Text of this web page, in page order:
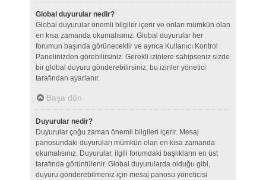
Global duyurular nedir?
Global duyurular önemli bilgiler içerir ve onları mümkün olan
en kısa zamanda okumalısınız. Global duyurular her
forumun başında görünecektir ve ayrıca Kullanıcı Kontrol
Panelinizden görebilirsiniz. Gerekli izinlere sahipseniz sizde
bir global duyuru gönderebilirsiniz, bu izinler yönetici
tarafından ayarlanır.
Başa dön
Duyurular nedir?
Duyurular çoğu zaman önemli bilgileri içerir. Mesaj
panosundaki duyuruları mümkün olan en kısa zamanda
okumalısınız. Duyurular, ilgili forumdaki başlıkların en üst
tarafında görüntülenir. Global duyurularda olduğu gibi,
duyuru gönderebilmeniz için mesaj panosu yöneticisi